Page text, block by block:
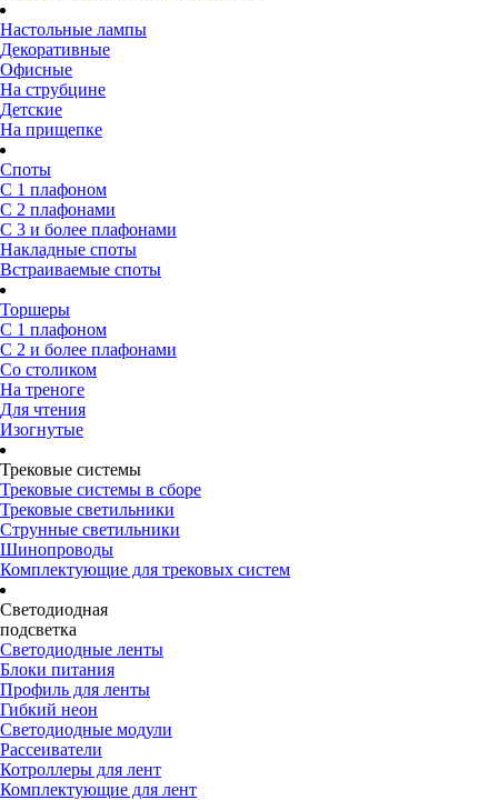
Настольные лампы
Декоративные
Офисные
На струбцине
Детские
На прищепке
Споты
С 1 плафоном
С 2 плафонами
С 3 и более плафонами
Накладные споты
Встраиваемые споты
Торшеры
С 1 плафоном
С 2 и более плафонами
Со столиком
На треноге
Для чтения
Изогнутые
Трековые системы
Трековые системы в сборе
Трековые светильники
Струнные светильники
Шинопроводы
Комплектующие для трековых систем
Светодиодная
подсветка
Светодиодные ленты
Блоки питания
Профиль для ленты
Гибкий неон
Светодиодные модули
Рассеиватели
Котроллеры для лент
Комплектующие для лент